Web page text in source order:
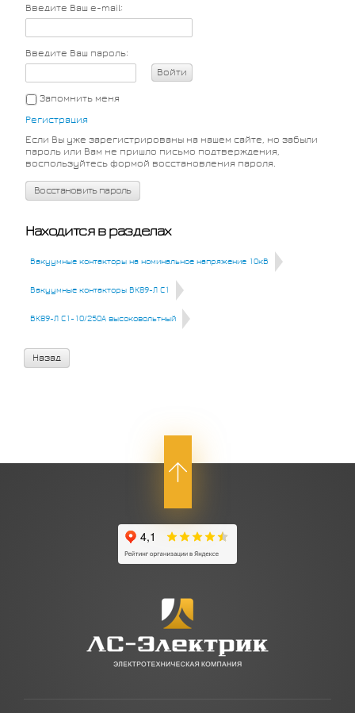
Введите Ваш e-mail:
Введите Ваш пароль:
Войти
Запомнить меня
Регистрация
Если Вы уже зарегистрированы на нашем сайте, но забыли
пароль или Вам не пришло письмо подтверждения,
воспользуйтесь формой восстановления пароля.
Восстановить пароль
Находится в разделах
Вакуумные контакторы на номинальное напряжение 10кВ
Вакуумные контакторы ВК89-Л С1
ВК89-Л С1-10/250А высоковольтный
Назад